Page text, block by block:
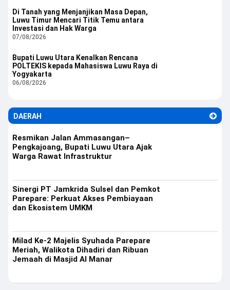
Di Tanah yang Menjanjikan Masa Depan,
Luwu Timur Mencari Titik Temu antara
Investasi dan Hak Warga
07/08/2026
Bupati Luwu Utara Kenalkan Rencana
POLTEKIS kepada Mahasiswa Luwu Raya di
Yogyakarta
06/08/2026
DAERAH
Resmikan Jalan Ammasangan–
Pengkajoang, Bupati Luwu Utara Ajak
Warga Rawat Infrastruktur
Sinergi PT Jamkrida Sulsel dan Pemkot
Parepare: Perkuat Akses Pembiayaan
dan Ekosistem UMKM
Milad Ke-2 Majelis Syuhada Parepare
Meriah, Walikota Dihadiri dan Ribuan
Jemaah di Masjid Al Manar